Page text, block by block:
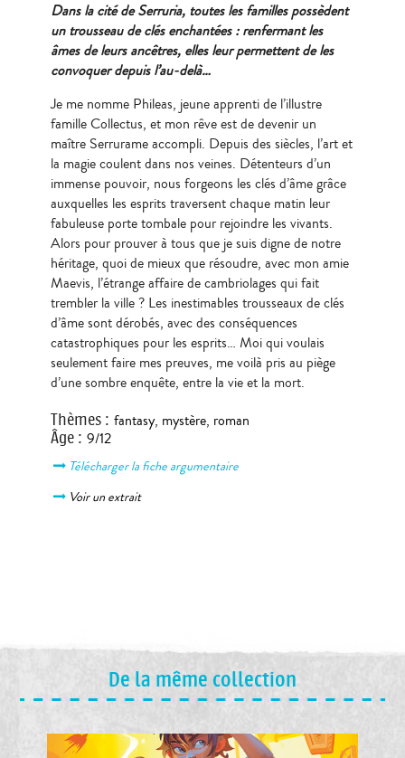
Dans la cité de Serruria, toutes les familles possèdent
un trousseau de clés enchantées : renfermant les
âmes de leurs ancêtres, elles leur permettent de les
convoquer depuis l’au-delà…
Je me nomme Phileas, jeune apprenti de l’illustre
famille Collectus, et mon rêve est de devenir un
maître Serrurame accompli. Depuis des siècles, l’art et
la magie coulent dans nos veines. Détenteurs d’un
immense pouvoir, nous forgeons les clés d’âme grâce
auxquelles les esprits traversent chaque matin leur
fabuleuse porte tombale pour rejoindre les vivants.
Alors pour prouver à tous que je suis digne de notre
héritage, quoi de mieux que résoudre, avec mon amie
Maevis, l’étrange affaire de cambriolages qui fait
trembler la ville ? Les inestimables trousseaux de clés
d’âme sont dérobés, avec des conséquences
catastrophiques pour les esprits… Moi qui voulais
seulement faire mes preuves, me voilà pris au piège
d’une sombre enquête, entre la vie et la mort.
Thèmes: fantasy, mystère, roman
Âge: 9/12
Télécharger la fiche argumentaire
Voir un extrait
De la même collection